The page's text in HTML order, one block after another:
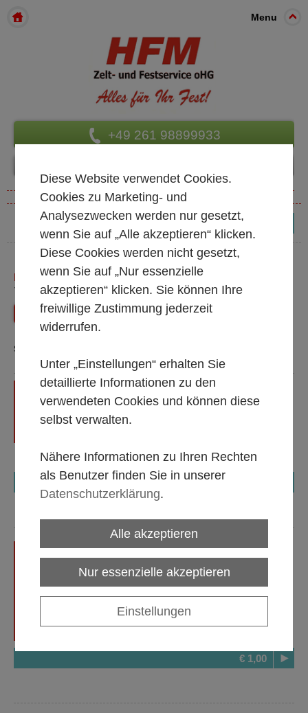
Menu
+49 261 98899933
BROTKÖRBCHEN
* alle Preise exkl. MwSt.
Zurück Shop Startseite
Sortierung:
Brotkörchen, oval, Bambus,
Abmessung ca. 23 x17 cm
enthalten! Speisereste sind zu
Brot- und Besteckkörbchen
aus Bast, rechteckig,
Abmessungen : 27 x 20 x7
cm (L/B/H)
Alle Mietpreise gültig 1 bis 5
Tage, zzgl. MwSt.
€ 1,00
Diese Website verwendet Cookies.
Cookies zu Marketing- und
Analysezwecken werden nur gesetzt,
wenn Sie auf „Alle akzeptieren“ klicken.
Diese Cookies werden nicht gesetzt,
wenn Sie auf „Nur essenzielle
akzeptieren“ klicken. Sie können Ihre
freiwillige Zustimmung jederzeit
widerrufen.
Unter „Einstellungen“ erhalten Sie
detaillierte Informationen zu den
verwendeten Cookies und können diese
selbst verwalten.
Nähere Informationen zu Ihren Rechten
als Benutzer finden Sie in unserer
Datenschutzerklärung.
Alle akzeptieren
Nur essenzielle akzeptieren
Einstellungen